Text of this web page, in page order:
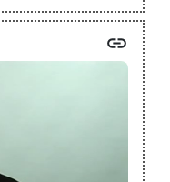
link